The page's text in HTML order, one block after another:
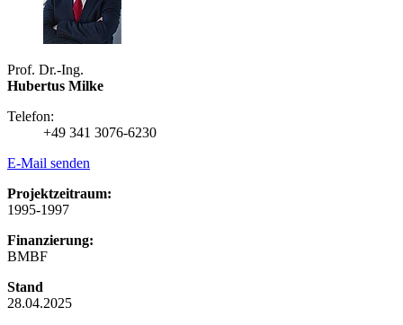
Prof. Dr.-Ing.
Hubertus Milke
Telefon:
+49 341 3076-6230
E-Mail senden
Projektzeitraum:
1995-1997
Finanzierung:
BMBF
Stand
28.04.2025